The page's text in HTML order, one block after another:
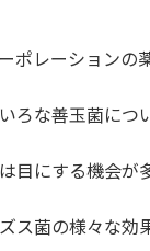
ポレーションの
ろな善玉菌につ
目にする機会が
ス菌の様々な